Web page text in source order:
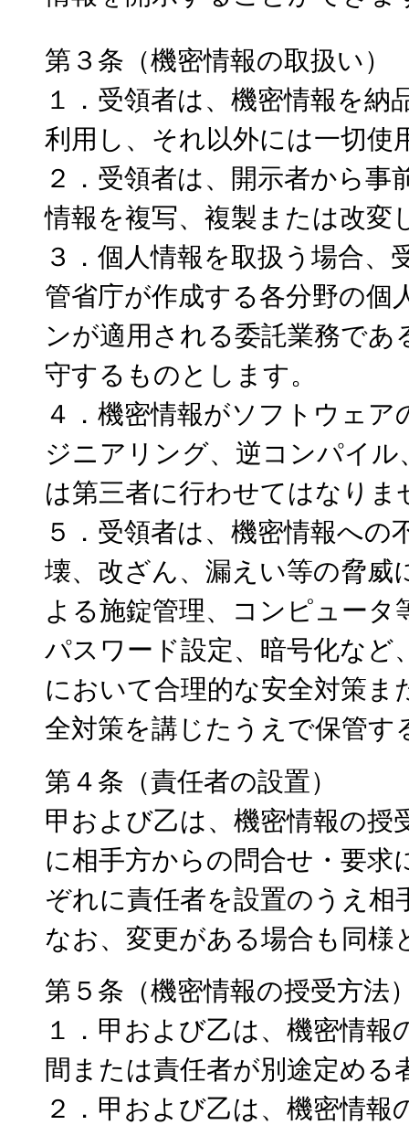
第３条（機密情報の取扱い）
１．受領者は、機密情報を
利用し、それ以外には一切使
２．受領者は、開示者から
情報を複写、複製または改変
３．個人情報を取扱う場合、
管省庁が作成する各分野の個
ンが適用される委託業務で
守するものとします。
４．機密情報がソフトウェ
ジニアリング、逆コンパイ
は第三者に行わせてはなりま
５．受領者は、機密情報へ
壊、改ざん、漏えい等の脅威
よる施錠管理、コンピュー
パスワード設定、暗号化など
において合理的な安全対策
全対策を講じたうえで保管す
第４条（責任者の設置）
甲および乙は、機密情報の授
に相手方からの問合せ・要
ぞれに責任者を設置のうえ
なお、変更がある場合も同様
第５条（機密情報の授受方法
１．甲および乙は、機密情
間または責任者が別途定め
２．甲および乙は、機密情